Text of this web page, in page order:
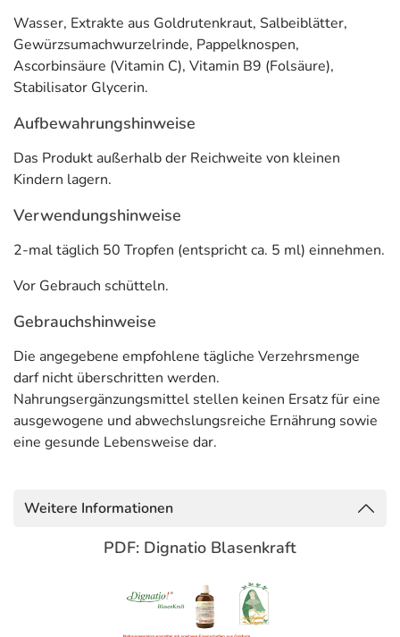
Informationen zu diesem Lebensmittel (wie z. B. Zutaten,
Allergene) sind bei den Lebensmittelangaben als pdf
hinterlegt. (oben)
Wasser, Extrakte aus Goldrutenkraut, Salbeiblätter,
Gewürzsumachwurzelrinde, Pappelknospen,
Ascorbinsäure (Vitamin C), Vitamin B9 (Folsäure),
Stabilisator Glycerin.
Aufbewahrungshinweise
Das Produkt außerhalb der Reichweite von kleinen
Kindern lagern.
Verwendungshinweise
2-mal täglich 50 Tropfen (entspricht ca. 5 ml) einnehmen.
Vor Gebrauch schütteln.
Gebrauchshinweise
Die angegebene empfohlene tägliche Verzehrsmenge
darf nicht überschritten werden.
Nahrungsergänzungsmittel stellen keinen Ersatz für eine
ausgewogene und abwechslungsreiche Ernährung sowie
eine gesunde Lebensweise dar.
Weitere Informationen
PDF: Dignatio Blasenkraft